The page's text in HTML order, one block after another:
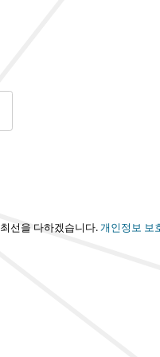
선을 다하겠습니다. 개인정보 보